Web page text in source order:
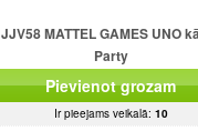
JJV58 MATTEL GAMES UNO
Party
Pievienot grozam
Ir pieejams veikalā: 10